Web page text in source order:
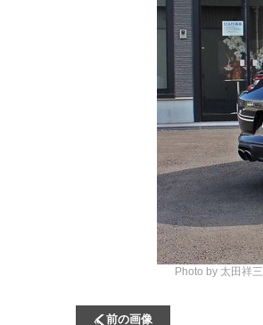
Photo by 太田祥三
前の画像